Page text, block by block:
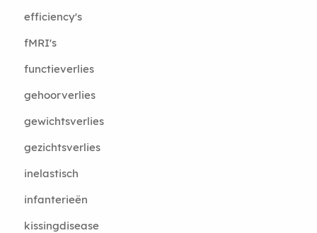
efficiency's
fMRI's
functieverlies
gehoorverlies
gewichtsverlies
gezichtsverlies
inelastisch
infanterieën
kissingdisease